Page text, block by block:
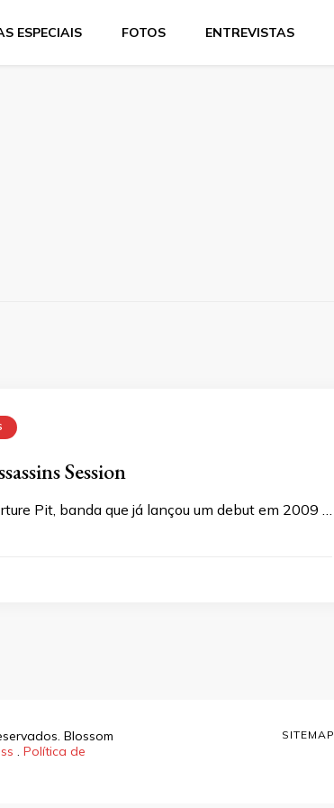
ESPECIAIS FOTOS ENTREVISTAS
Session
Pit, banda que já lançou um debut em 2009 …
Blossom
. Política de
SITEMAP